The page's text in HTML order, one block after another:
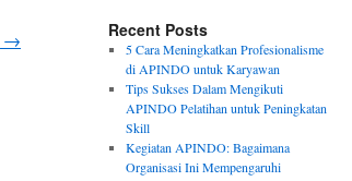
→ Recent Posts
5 Cara Meningkatkan Profesionalisme
di APINDO untuk Karyawan
Tips Sukses Dalam Mengikuti
APINDO Pelatihan untuk Peningkatan
Skill
Kegiatan APINDO: Bagaimana
Organisasi Ini Mempengaruhi